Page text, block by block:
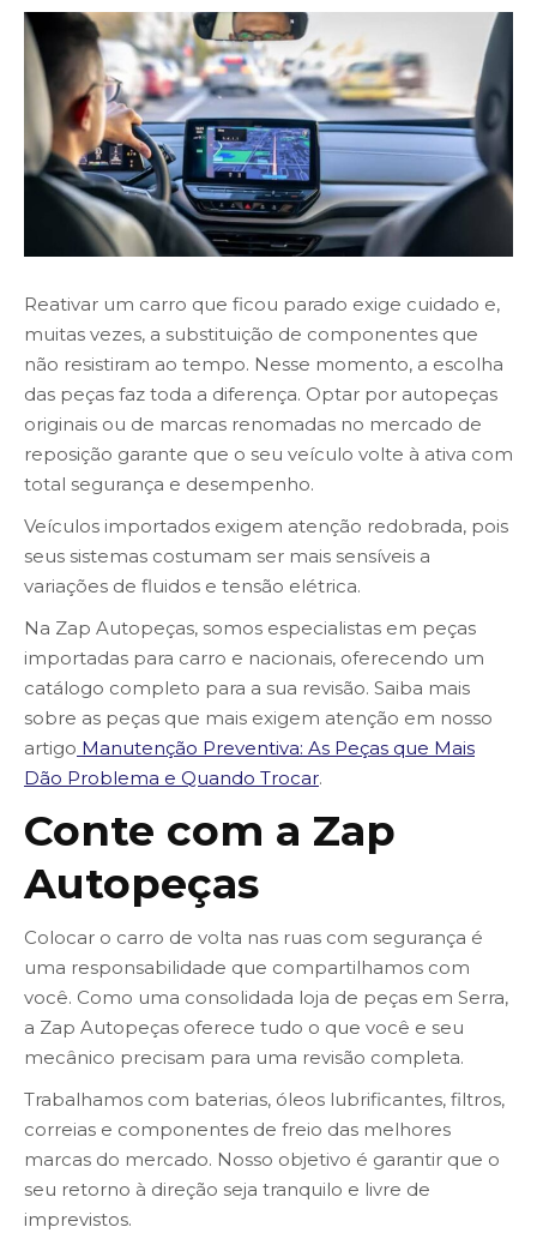
Reativar um carro que ficou parado exige cuidado e,
muitas vezes, a substituição de componentes que
não resistiram ao tempo. Nesse momento, a escolha
das peças faz toda a diferença. Optar por autopeças
originais ou de marcas renomadas no mercado de
reposição garante que o seu veículo volte à ativa com
total segurança e desempenho.
Veículos importados exigem atenção redobrada, pois
seus sistemas costumam ser mais sensíveis a
variações de fluidos e tensão elétrica.
Na Zap Autopeças, somos especialistas em peças
importadas para carro e nacionais, oferecendo um
catálogo completo para a sua revisão. Saiba mais
sobre as peças que mais exigem atenção em nosso
artigo Manutenção Preventiva: As Peças que Mais
Dão Problema e Quando Trocar.
Conte com a Zap
Autopeças
Colocar o carro de volta nas ruas com segurança é
uma responsabilidade que compartilhamos com
você. Como uma consolidada loja de peças em Serra,
a Zap Autopeças oferece tudo o que você e seu
mecânico precisam para uma revisão completa.
Trabalhamos com baterias, óleos lubrificantes, filtros,
correias e componentes de freio das melhores
marcas do mercado. Nosso objetivo é garantir que o
seu retorno à direção seja tranquilo e livre de
imprevistos.